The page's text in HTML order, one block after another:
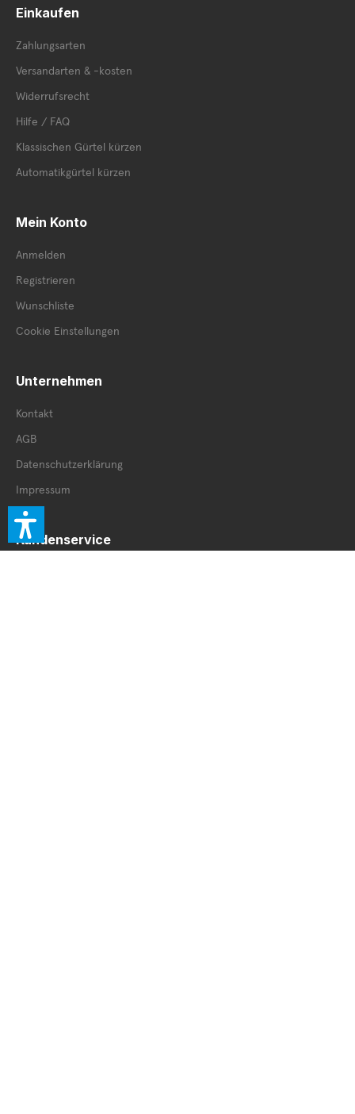
Einkaufen
Zahlungsarten
Versandarten & -kosten
Widerrufsrecht
Hilfe / FAQ
Klassischen Gürtel kürzen
Automatikgürtel kürzen
Mein Konto
Anmelden
Registrieren
Wunschliste
Cookie Einstellungen
Unternehmen
Kontakt
AGB
Datenschutzerklärung
Impressum
Kundenservice